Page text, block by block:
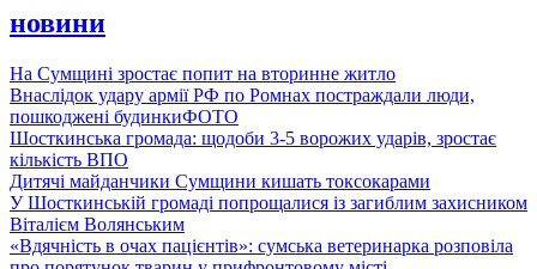
новини
На Сумщині зростає попит на вторинне житло
Внаслідок удару армії РФ по Ромнах постраждали люди,
пошкоджені будинкиФОТО
Шосткинська громада: щодоби 3-5 ворожих ударів, зростає
кількість ВПО
Дитячі майданчики Сумщини кишать токсокарами
У Шосткинській громаді попрощалися із загиблим захисником
Віталієм Волянським
«Вдячність в очах пацієнтів»: сумська ветеринарка розповіла